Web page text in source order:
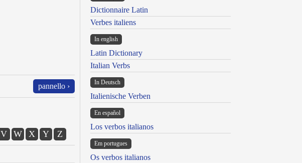
pannello ›
V W X Y Z
Dictionnaire Latin
Verbes italiens
In english
Latin Dictionary
Italian Verbs
In Deutsch
Italienische Verben
En español
Los verbos italianos
Em portugues
Os verbos italianos